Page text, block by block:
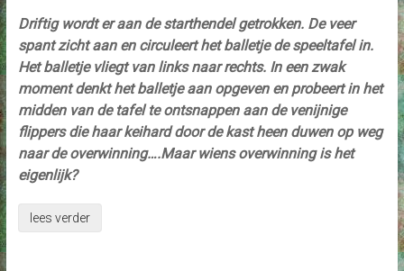
Driftig wordt er aan de starthendel getrokken. De veer
spant zicht aan en circuleert het balletje de speeltafel in.
Het balletje vliegt van links naar rechts. In een zwak
moment denkt het balletje aan opgeven en probeert in het
midden van de tafel te ontsnappen aan de venijnige
flippers die haar keihard door de kast heen duwen op weg
naar de overwinning….Maar wiens overwinning is het
eigenlijk?
lees verder